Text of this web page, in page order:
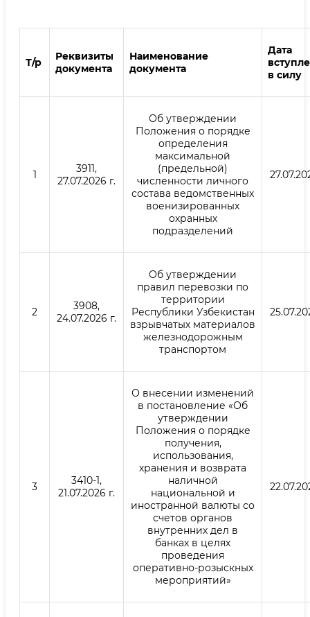
Т/р
Реквизиты
документа
Наименование
документа
Дата
в силу
1
3911,
27.07.2026 г.
Об утверждении
Положения о порядке
определения
максимальной
(предельной)
численности личного
состава ведомственных
военизированных
охранных
подразделений
2
3908,
24.07.2026 г.
Об утверждении
правил перевозки по
территории
Республики Узбекистан
взрывчатых материалов
железнодорожным
транспортом
3
3410-1,
21.07.2026 г.
О внесении изменений
в постановление «Об
утверждении
Положения о порядке
получения,
использования,
хранения и возврата
наличной
национальной и
иностранной валюты со
счетов органов
внутренних дел в
банках в целях
проведения
оперативно-розыскных
мероприятий»